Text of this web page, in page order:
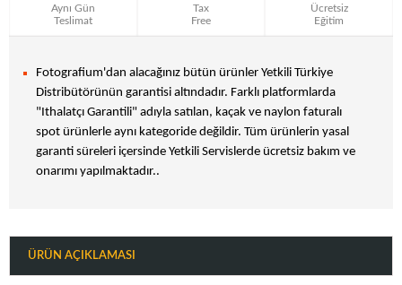
Aynı Gün
Teslimat
Tax
Free
Ücretsiz
Eğitim
Fotografium'dan alacağınız bütün ürünler Yetkili Türkiye
Distribütörünün garantisi altındadır. Farklı platformlarda
"Ithalatçı Garantili" adıyla satılan, kaçak ve naylon faturalı
spot ürünlerle aynı kategoride değildir. Tüm ürünlerin yasal
garanti süreleri içersinde Yetkili Servislerde ücretsiz bakım ve
onarımı yapılmaktadır..
ÜRÜN AÇIKLAMASI